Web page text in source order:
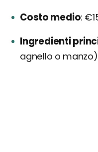
Costo medio
Ingredienti
agnello o